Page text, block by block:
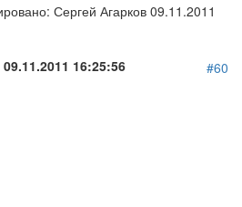
Сергей Агарков 09.11.2011
09.11.2011 16:25:56 #60